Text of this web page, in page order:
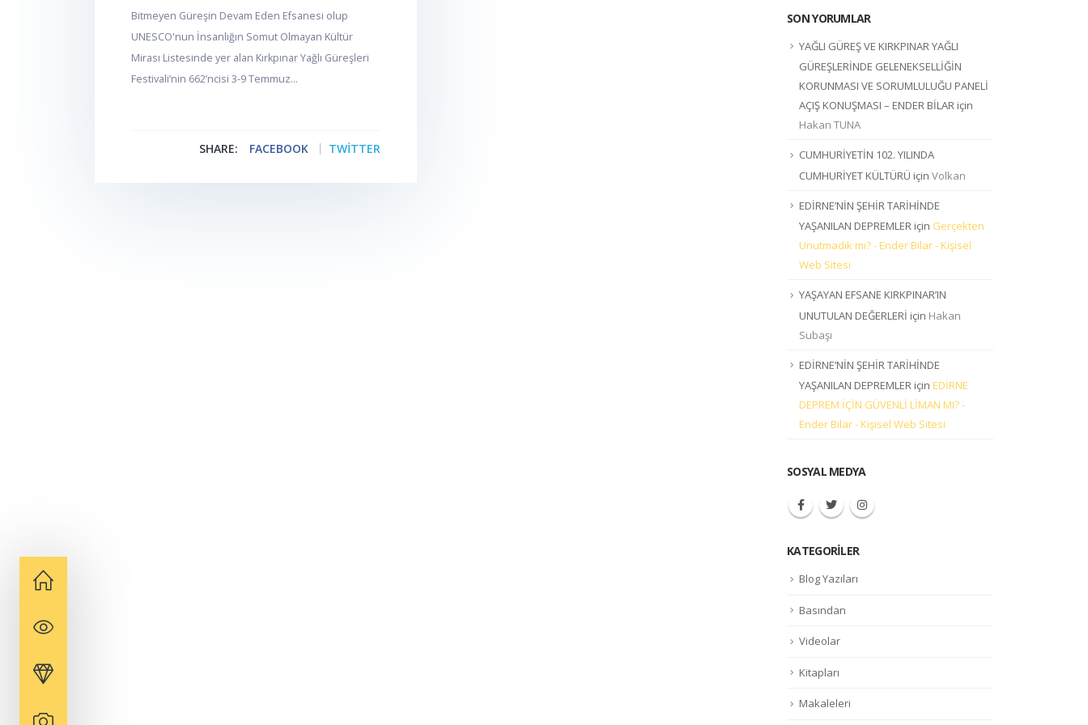
Bitmeyen Güreşin Devam Eden Efsanesi olup
UNESCO'nun İnsanlığın Somut Olmayan Kültür
Mirası Listesinde yer alan Kırkpınar Yağlı Güreşleri
Festivali’nin 662’ncisi 3-9 Temmuz...
SHARE: FACEBOOK TWITTER
SON YORUMLAR
YAĞLI GÜREŞ VE KIRKPINAR YAĞLI
GÜREŞLERİNDE GELENEKSELLİĞİN
KORUNMASI VE SORUMLULUĞU PANELİ
AÇIŞ KONUŞMASI – ENDER BİLAR için
Hakan TUNA
CUMHURİYETİN 102. YILINDA
CUMHURİYET KÜLTÜRÜ için Volkan
EDİRNE’NİN ŞEHİR TARİHİNDE
YAŞANILAN DEPREMLER için Gerçekten
Unutmadık mı? - Ender Bilar - Kişisel
Web Sitesi
YAŞAYAN EFSANE KIRKPINAR’IN
UNUTULAN DEĞERLERİ için Hakan
Subaşı
EDİRNE’NİN ŞEHİR TARİHİNDE
YAŞANILAN DEPREMLER için EDİRNE
DEPREM İÇİN GÜVENLİ LİMAN MI? -
Ender Bilar - Kişisel Web Sitesi
SOSYAL MEDYA
KATEGORILER
Blog Yazıları
Basından
Videolar
Kitapları
Makaleleri